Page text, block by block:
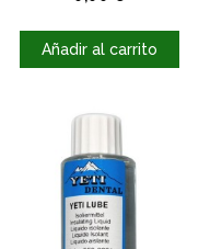
Añadir al carrito